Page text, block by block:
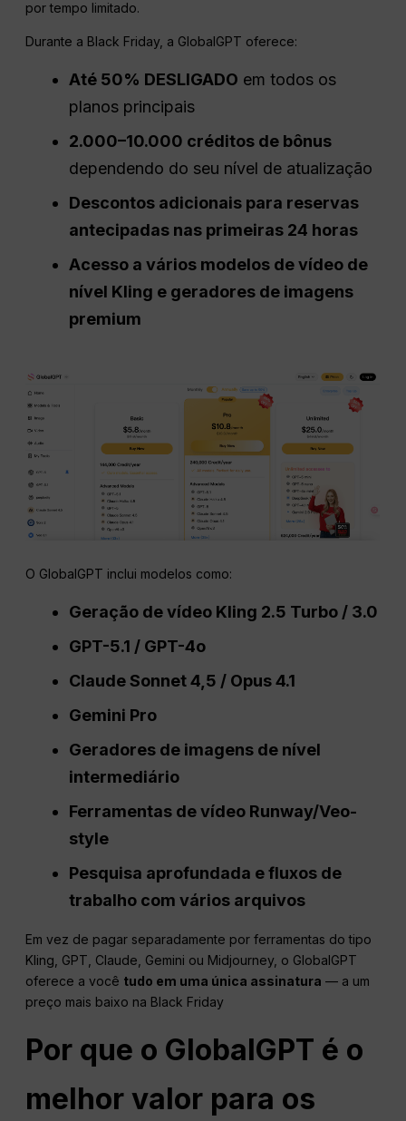
por tempo limitado.
Durante a Black Friday, a GlobalGPT oferece:
Até 50% DESLIGADO em todos os
planos principais
2.000–10.000 créditos de bônus
dependendo do seu nível de atualização
Descontos adicionais para reservas
antecipadas nas primeiras 24 horas
Acesso a vários modelos de vídeo de
nível Kling e geradores de imagens
premium
O GlobalGPT inclui modelos como:
Geração de vídeo Kling 2.5 Turbo / 3.0
GPT-5.1 / GPT-4o
Claude Sonnet 4,5 / Opus4.1
Gemini Pro
Geradores de imagens de nível
intermediário
Ferramentas de vídeo Runway/Veo-
style
Pesquisa aprofundada e fluxos de
trabalho com vários arquivos
Em vez de pagar separadamente por ferramentas do tipo
Kling, GPT, Claude, Gemini ou Midjourney, o GlobalGPT
oferece a você tudo em uma única assinatura — a um
preço mais baixo na Black Friday
Por que o GlobalGPT é o
melhor valor para os